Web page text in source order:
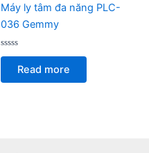
Máy ly tâm đa năng PLC-
036 Gemmy
Rated
of
Read more